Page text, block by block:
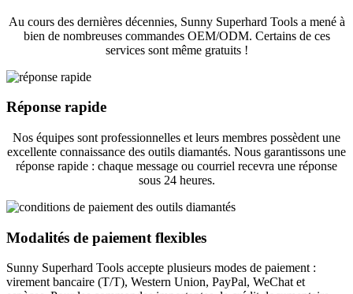
Au cours des dernières décennies, Sunny Superhard Tools a mené à
bien de nombreuses commandes OEM/ODM. Certains de ces
services sont même gratuits !
Réponse rapide
Nos équipes sont professionnelles et leurs membres possèdent une
excellente connaissance des outils diamantés. Nous garantissons une
réponse rapide : chaque message ou courriel recevra une réponse
sous 24 heures.
Modalités de paiement flexibles
Sunny Superhard Tools accepte plusieurs modes de paiement :
virement bancaire (T/T), Western Union, PayPal, WeChat et